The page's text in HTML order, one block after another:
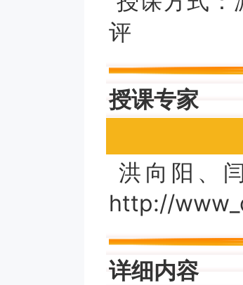
评
授课专家
洪向阳、
http://
详细内容